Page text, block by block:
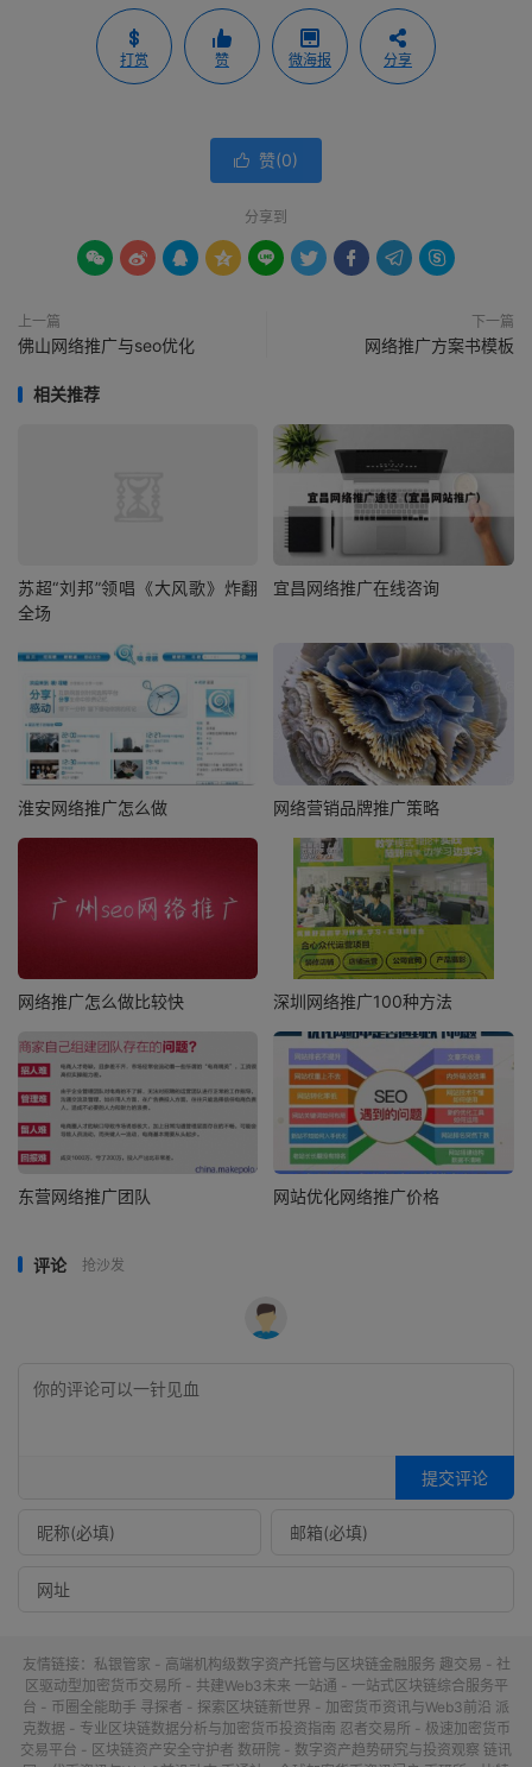
打赏 赞 微海报 分享
 赞(0)
分享到
        
上一篇
佛山网络推广与seo优化
下一篇
网络推广方案书模板
相关推荐
苏超“刘邦”领唱《大风歌》炸翻
全场
宜昌网络推广在线咨询
淮安网络推广怎么做 网络营销品牌推广策略
网络推广怎么做比较快 深圳网络推广100种方法
东营网络推广团队 网站优化网络推广价格
评论 抢沙发
提交评论
友情链接： 私银管家 - 高端机构级数字资产托管与区块链金融服务 趣交易 - 社
区驱动型加密货币交易所 - 共建Web3未来 一站通 - 一站式区块链综合服务平
台 - 币圈全能助手 寻探者 - 探索区块链新世界 - 加密货币资讯与Web3前沿 派
克数据 - 专业区块链数据分析与加密货币投资指南 忍者交易所 - 极速加密货币
交易平台 - 区块链资产安全守护者 数研院 - 数字资产趋势研究与投资观察 链讯